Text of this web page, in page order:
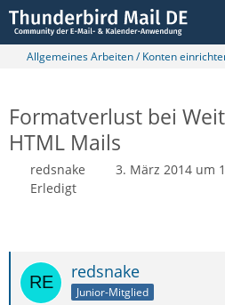
Allgemeines Arbeiten / Konten
Formatverlust bei
HTML Mails
redsnake 3. März 2014 um
Erledigt
redsnake
Junior-Mitglied